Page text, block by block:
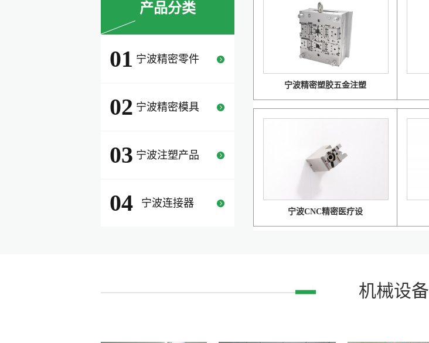
产品分类
01 宁波精密零件
02 宁波精密模具
03 宁波注塑产品
04 宁波连接器
宁波精密塑胶五金注塑
宁波CNC精密医疗设
机械设备